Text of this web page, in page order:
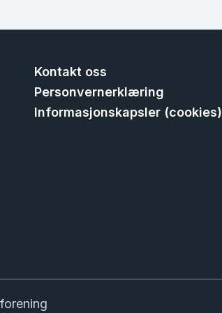
Kontakt oss
Personvernerklæring
Informasjonskapsler (cookies)